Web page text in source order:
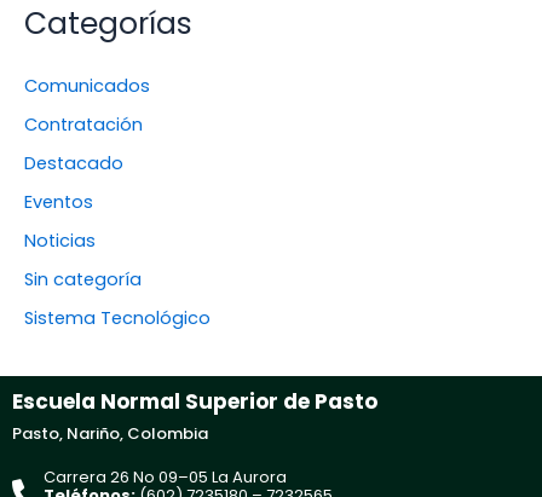
Categorías
Comunicados
Contratación
Destacado
Eventos
Noticias
Sin categoría
Sistema Tecnológico
Escuela Normal Superior de Pasto
Pasto, Nariño, Colombia
Carrera 26 No 09–05 La Aurora